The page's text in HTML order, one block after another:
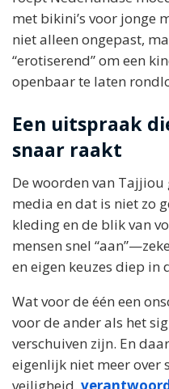
met bikini’s voor jonge
niet alleen ongepast,
“erotiserend” om een
openbaar te laten
Een uitspraak
snaar raakt
De woorden van
media en dat is niet zo
kleding en de blik van
mensen snel
en eigen keuzes diep in
Wat voor de één een
voor de ander als het
verschuiven zijn. En
eigenlijk niet meer over